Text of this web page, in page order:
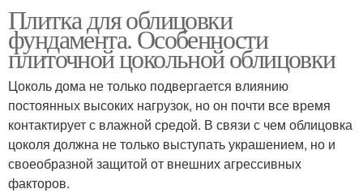
Плитка для облицовки
фундамента. Особенности
плиточной цокольной облицовки
Цоколь дома не только подвергается влиянию
постоянных высоких нагрузок, но он почти все время
контактирует с влажной средой. В связи с чем облицовка
цоколя должна не только выступать украшением, но и
своеобразной защитой от внешних агрессивных
факторов.